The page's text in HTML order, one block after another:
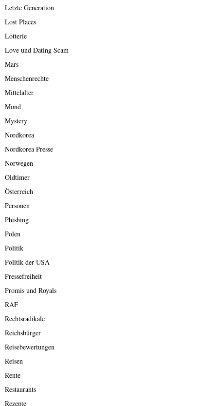
Letzte Generation
Lost Places
Lotterie
Love und Dating Scam
Mars
Menschenrechte
Mittelalter
Mond
Mystery
Nordkorea
Nordkorea Presse
Norwegen
Oldtimer
Österreich
Personen
Phishing
Polen
Politik
Politik der USA
Pressefreiheit
Promis und Royals
RAF
Rechtsradikale
Reichsbürger
Reisebewertungen
Reisen
Rente
Restaurants
Rezepte